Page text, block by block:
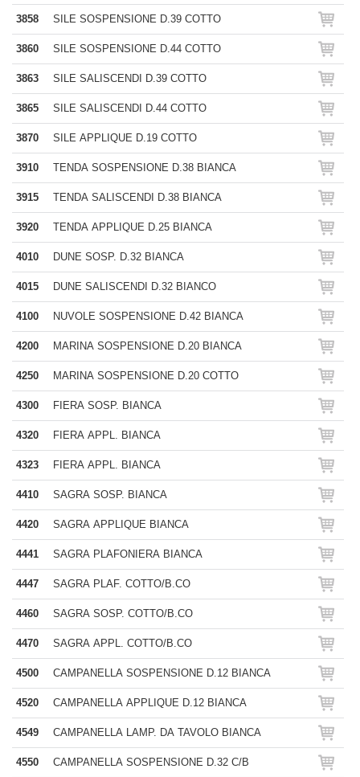
3858 SILE SOSPENSIONE D.39 COTTO
3860 SILE SOSPENSIONE D.44 COTTO
3863 SILE SALISCENDI D.39 COTTO
3865 SILE SALISCENDI D.44 COTTO
3870 SILE APPLIQUE D.19 COTTO
3910 TENDA SOSPENSIONE D.38 BIANCA
3915 TENDA SALISCENDI D.38 BIANCA
3920 TENDA APPLIQUE D.25 BIANCA
4010 DUNE SOSP. D.32 BIANCA
4015 DUNE SALISCENDI D.32 BIANCO
4100 NUVOLE SOSPENSIONE D.42 BIANCA
4200 MARINA SOSPENSIONE D.20 BIANCA
4250 MARINA SOSPENSIONE D.20 COTTO
4300 FIERA SOSP. BIANCA
4320 FIERA APPL. BIANCA
4323 FIERA APPL. BIANCA
4410 SAGRA SOSP. BIANCA
4420 SAGRA APPLIQUE BIANCA
4441 SAGRA PLAFONIERA BIANCA
4447 SAGRA PLAF. COTTO/B.CO
4460 SAGRA SOSP. COTTO/B.CO
4470 SAGRA APPL. COTTO/B.CO
4500 CAMPANELLA SOSPENSIONE D.12 BIANCA
4520 CAMPANELLA APPLIQUE D.12 BIANCA
4549 CAMPANELLA LAMP. DA TAVOLO BIANCA
4550 CAMPANELLA SOSPENSIONE D.32 C/B